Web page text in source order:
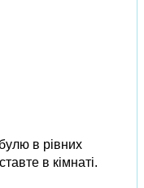
в рівних
в кімнаті.